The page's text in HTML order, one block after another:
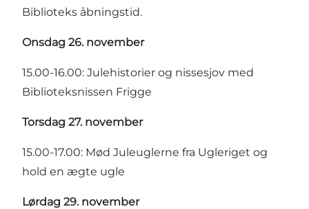
Biblioteks åbningstid.
Onsdag 26. november
15.00-16.00: Julehistorier og nissesjov med
Biblioteksnissen Frigge
Torsdag 27. november
15.00-17.00: Mød Juleuglerne fra Ugleriget og
hold en ægte ugle
Lørdag 29. november